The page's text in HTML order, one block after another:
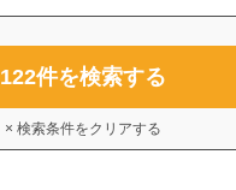
122件を検索する
× 検索条件をクリアする